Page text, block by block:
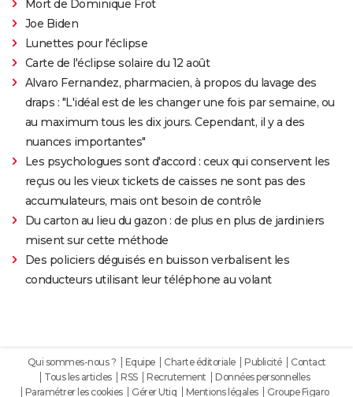
Mort de Dominique Frot
Joe Biden
Lunettes pour l'éclipse
Carte de l'éclipse solaire du 12 août
Alvaro Fernandez, pharmacien, à propos du lavage des
draps : "L'idéal est de les changer une fois par semaine, ou
au maximum tous les dix jours. Cependant, il y a des
nuances importantes"
Les psychologues sont d'accord : ceux qui conservent les
reçus ou les vieux tickets de caisses ne sont pas des
accumulateurs, mais ont besoin de contrôle
Du carton au lieu du gazon : de plus en plus de jardiniers
misent sur cette méthode
Des policiers déguisés en buisson verbalisent les
conducteurs utilisant leur téléphone au volant
Qui sommes-nous ? Equipe Charte éditoriale Publicité
Contact
Tous les articles
RSS Recrutement
Données personnelles
Paramétrer les cookies
Gérer Utiq Mentions légales Groupe Figaro